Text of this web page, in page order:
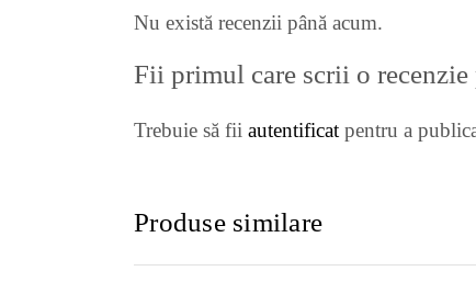
Nu există recenzii până acum.
Fii primul care scrii o
Trebuie să fii autentificat pentru a
Produse similare